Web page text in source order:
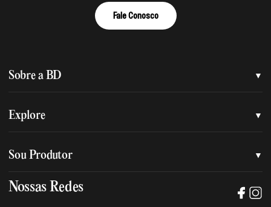
Fale Conosco
Sobre a BD
Quem somos
Política de privacidade
Explore
Assessoria de imprensa
Trabalhe na BD
Sou Produtor
Manual de mídia e da marca BD
Nossas Redes